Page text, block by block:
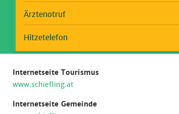
Ärztenotruf
Hitzetelefon
Internetseite Tourismus
www.schiefling.at
Internetseite Gemeinde